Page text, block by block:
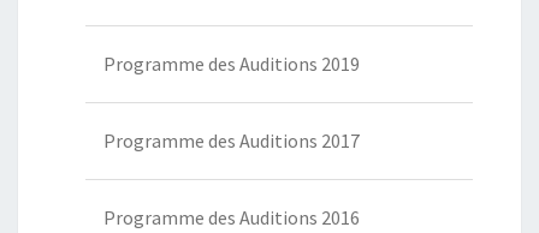
Programme des Auditions 2019
Programme des Auditions 2017
Programme des Auditions 2016